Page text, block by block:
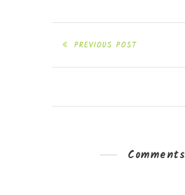
PREVIOUS POST
Comments